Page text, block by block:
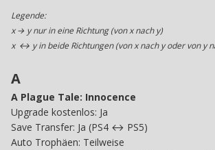
Legende:
x → y nur in eine Richtung (von x nach y)
x ↔ y in beide Richtungen (von x nach y oder von y
A
A Plague Tale: Innocence
Upgrade kostenlos: Ja
Save Transfer: Ja (PS4 ↔ PS5)
Auto Trophäen: Teilweise